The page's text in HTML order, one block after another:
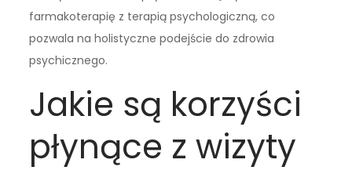
farmakoterapię z terapią psychologiczną, co
pozwala na holistyczne podejście do zdrowia
psychicznego.
Jakie są korzyści
płynące z wizyty